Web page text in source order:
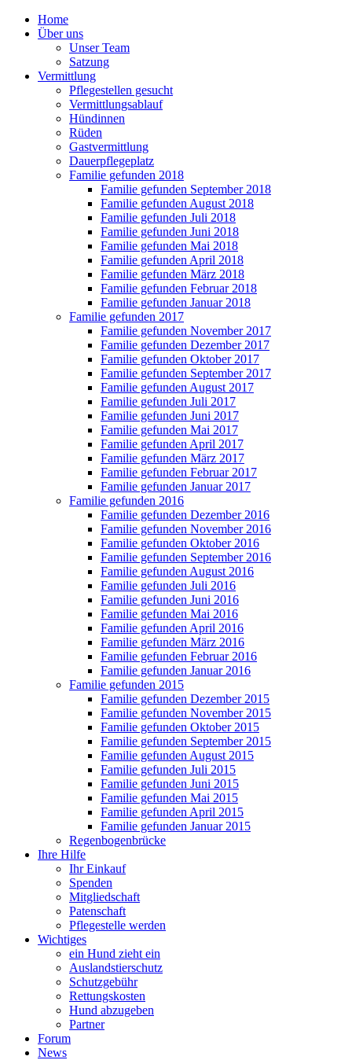
Home
Über uns
Unser Team
Satzung
Vermittlung
Pflegestellen gesucht
Vermittlungsablauf
Hündinnen
Rüden
Gastvermittlung
Dauerpflegeplatz
Familie gefunden 2018
Familie gefunden September 2018
Familie gefunden August 2018
Familie gefunden Juli 2018
Familie gefunden Juni 2018
Familie gefunden Mai 2018
Familie gefunden April 2018
Familie gefunden März 2018
Familie gefunden Februar 2018
Familie gefunden Januar 2018
Familie gefunden 2017
Familie gefunden November 2017
Familie gefunden Dezember 2017
Familie gefunden Oktober 2017
Familie gefunden September 2017
Familie gefunden August 2017
Familie gefunden Juli 2017
Familie gefunden Juni 2017
Familie gefunden Mai 2017
Familie gefunden April 2017
Familie gefunden März 2017
Familie gefunden Februar 2017
Familie gefunden Januar 2017
Familie gefunden 2016
Familie gefunden Dezember 2016
Familie gefunden November 2016
Familie gefunden Oktober 2016
Familie gefunden September 2016
Familie gefunden August 2016
Familie gefunden Juli 2016
Familie gefunden Juni 2016
Familie gefunden Mai 2016
Familie gefunden April 2016
Familie gefunden März 2016
Familie gefunden Februar 2016
Familie gefunden Januar 2016
Familie gefunden 2015
Familie gefunden Dezember 2015
Familie gefunden November 2015
Familie gefunden Oktober 2015
Familie gefunden September 2015
Familie gefunden August 2015
Familie gefunden Juli 2015
Familie gefunden Juni 2015
Familie gefunden Mai 2015
Familie gefunden April 2015
Familie gefunden Januar 2015
Regenbogenbrücke
Ihre Hilfe
Ihr Einkauf
Spenden
Mitgliedschaft
Patenschaft
Pflegestelle werden
Wichtiges
ein Hund zieht ein
Auslandstierschutz
Schutzgebühr
Rettungskosten
Hund abzugeben
Partner
Forum
News